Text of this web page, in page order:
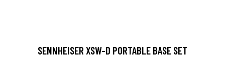
SENNHEISER XSW-D PORTABLE BASE SET